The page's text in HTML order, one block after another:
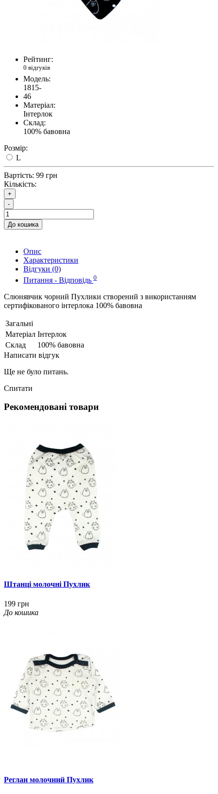
Рейтинг:
0 відгуків
Модель:
1815-
46
Матеріал:
Інтерлок
Склад:
100% бавовна
Розмір:
L
Вартість: 99 грн
Кількість:
+
-
До кошика
Опис
Характеристики
Відгуки (0)
Питання - Відповідь 0
Слюнявчик чорний Пухлики створений з використанням
сертифікованого інтерлока 100% бавовна
Загальні
Матеріал Інтерлок
Склад
100% бавовна
Написати відгук
Ще не було питань.
Спитати
Рекомендовані товари
Штанці молочні Пухлик
199 грн
До кошика
Реглан молочний Пухлик